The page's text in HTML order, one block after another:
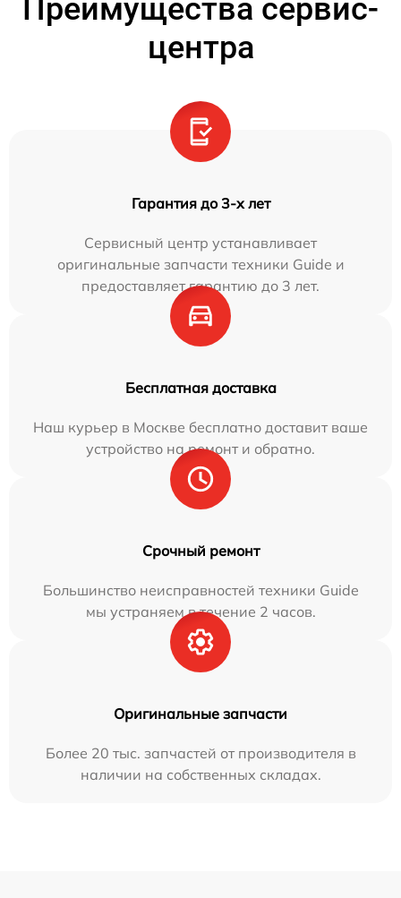
Преимущества сервис-
центра
Гарантия до 3-х лет
Сервисный центр устанавливает
оригинальные запчасти техники Guide и
предоставляет гарантию до 3 лет.
Бесплатная доставка
Наш курьер в Москве бесплатно доставит ваше
устройство на ремонт и обратно.
Срочный ремонт
Большинство неисправностей техники Guide
мы устраняем в течение 2 часов.
Оригинальные запчасти
Более 20 тыс. запчастей от производителя в
наличии на собственных складах.